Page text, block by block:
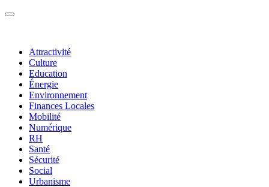
Attractivité
Culture
Education
Énergie
Environnement
Finances Locales
Mobilité
Numérique
RH
Santé
Sécurité
Social
Urbanisme